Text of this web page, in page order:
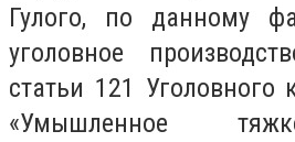
Гулого, по данному
уголовное
статьи 121 Уголовного
«Умышленное